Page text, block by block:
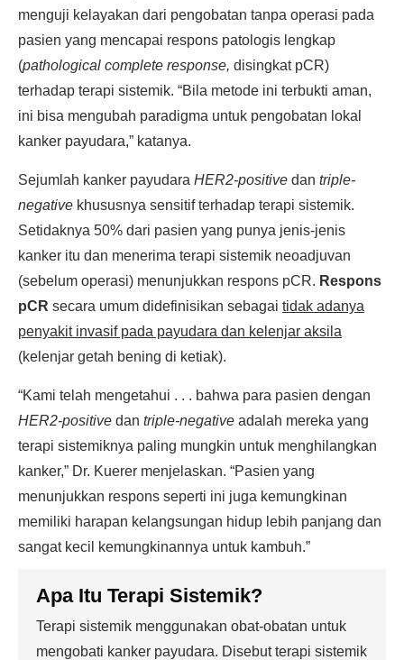
menguji kelayakan dari pengobatan tanpa operasi pada
pasien yang mencapai respons patologis lengkap
(pathological complete response, disingkat pCR)
terhadap terapi sistemik. “Bila metode ini terbukti aman,
ini bisa mengubah paradigma untuk pengobatan lokal
kanker payudara,” katanya.
Sejumlah kanker payudara HER2-positive dan triple-
negative khususnya sensitif terhadap terapi sistemik.
Setidaknya 50% dari pasien yang punya jenis-jenis
kanker itu dan menerima terapi sistemik neoadjuvan
(sebelum operasi) menunjukkan respons pCR. Respons
pCR secara umum didefinisikan sebagai tidak adanya
penyakit invasif pada payudara dan kelenjar aksila
(kelenjar getah bening di ketiak).
“Kami telah mengetahui . . . bahwa para pasien dengan
HER2-positive dan triple-negative adalah mereka yang
terapi sistemiknya paling mungkin untuk menghilangkan
kanker,” Dr. Kuerer menjelaskan. “Pasien yang
menunjukkan respons seperti ini juga kemungkinan
memiliki harapan kelangsungan hidup lebih panjang dan
sangat kecil kemungkinannya untuk kambuh.”
Apa Itu Terapi Sistemik?
Terapi sistemik menggunakan obat-obatan untuk
mengobati kanker payudara. Disebut terapi sistemik